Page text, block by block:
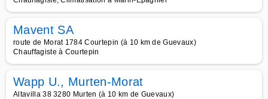
Mavent SA
route de Morat 1784 Courtepin (à 10 km de Guevaux)
Chauffagiste à Courtepin
Wapp U., Murten-Morat
Altavilla 38 3280 Murten (à 10 km de Guevaux)